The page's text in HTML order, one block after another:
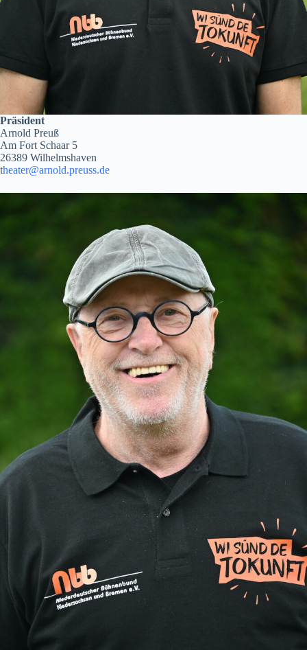
Präsident
Arnold Preuß
Am Fort Schaar 5
26389 Wilhelmshaven
theater@arnold.preuss.de